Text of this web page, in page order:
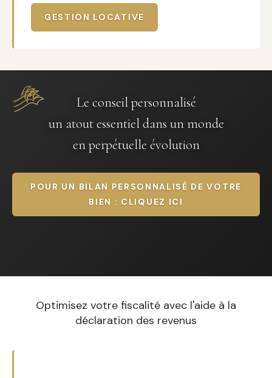
GESTION LOCATIVE
Le conseil personnalisé
un atout essentiel dans un monde
en perpétuelle évolution
POUR UN BILAN PERSONNALISÉ DE VOTRE
BIEN : CLIQUEZ ICI
Optimisez votre fiscalité avec l'aide à la
déclaration des revenus